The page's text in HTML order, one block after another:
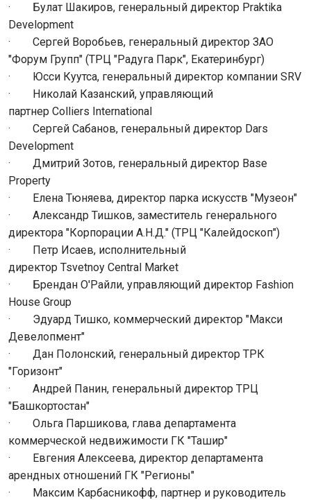
· Булат Шакиров, генеральный директор Praktika
Development
· Сергей Воробьев, генеральный директор ЗАО
"Форум Групп" (ТРЦ "Радуга Парк", Екатеринбург)
· Юсси Куутса, генеральный директор компании SRV
· Николай Казанский, управляющий
партнер Colliers International
· Сергей Сабанов, генеральный директор Dars
Development
· Дмитрий Зотов, генеральный директор Base
Property
· Елена Тюняева, директор парка искусств "Музеон"
· Александр Тишков, заместитель генерального
директора "Корпорации А.Н.Д." (ТРЦ "Калейдоскоп")
· Петр Исаев, исполнительный
директор Tsvetnoy Central Market
· Брендан О'Райли, управляющий директор Fashion
House Group
· Эдуард Тишко, коммерческий директор "Макси
Девелопмент"
· Дан Полонский, генеральный директор ТРК
"Горизонт"
· Андрей Панин, генеральный директор ТРЦ
"Башкортостан"
· Ольга Паршикова, глава департамента
коммерческой недвижимости ГК "Ташир"
· Евгения Алексеева, директор департамента
арендных отношений ГК "Регионы"
· Максим Карбасникофф, партнер и руководитель